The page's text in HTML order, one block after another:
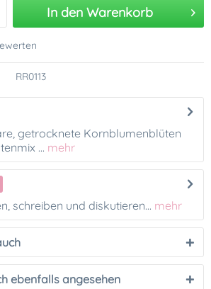
In den Warenkorb
RR0113
getrocknete Kornblumenblüten
... mehr
schreiben und diskutieren... mehr
ebenfalls angesehen